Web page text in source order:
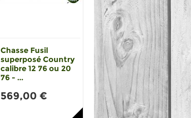
Chasse Fusil
superposé Country
calibre 12 76 ou 20
76 - ...
569,00 €